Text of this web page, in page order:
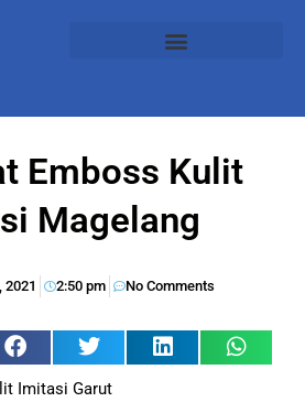
Emboss Kulit
Magelang
2021 2:50 pm No Comments
Imitasi Garut